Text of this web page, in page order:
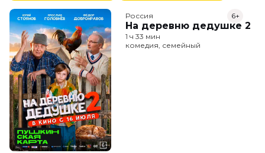
Россия
На деревню дедушке 2
6+
1 ч 33 мин
комедия, семейный